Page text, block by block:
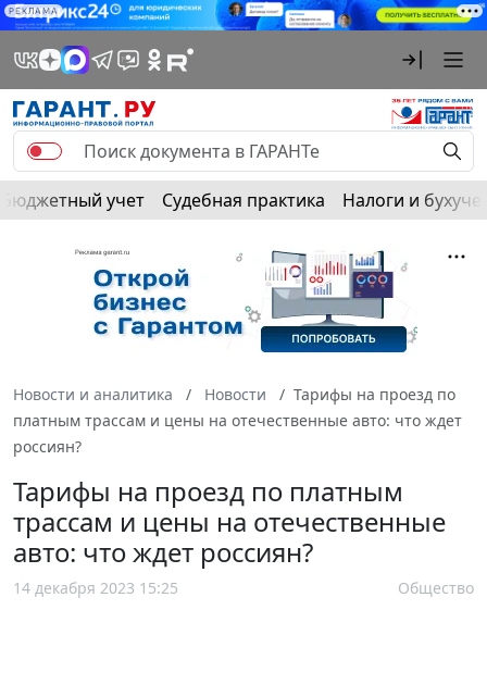
РЕКЛАМА
Бюджетный учет Судебная практика Налоги и
Новости и аналитика Новости
Тарифы на проезд по
платным трассам и цены на отечественные авто: что ждет
россиян?
Тарифы на проезд по платным
трассам и цены на отечественные
авто: что ждет россиян?
14 декабря 2023 15:25 Общество